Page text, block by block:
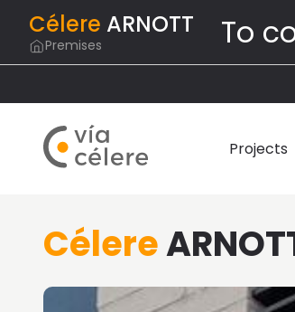
Célere ARNOTT
Premises To
Projects
Célere